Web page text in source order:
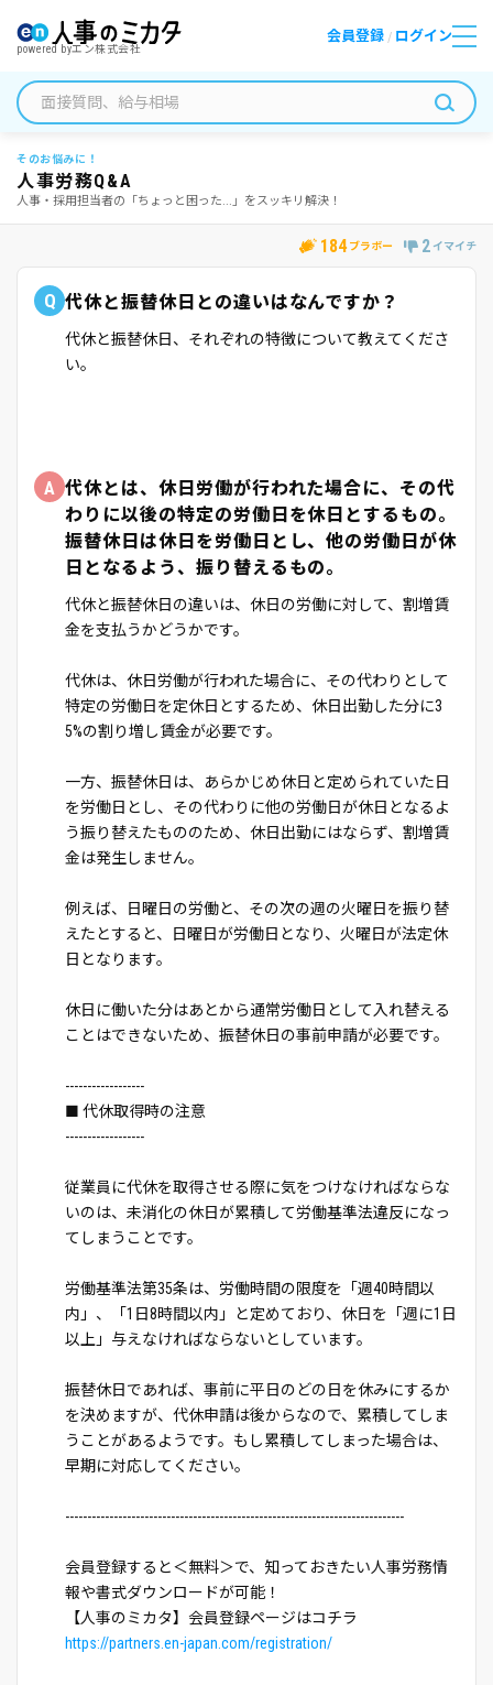
powered byエン株式会社
会員登録 / ログイン
そのお悩みに！
人事労務Q&A
人事・採用担当者の「ちょっと困った...」をスッキリ解決！
184 ブラボー 2 イマイチ
Q 代休と振替休日との違いはなんですか？
代休と振替休日、それぞれの特徴について教えてくださ
い。
A 代休とは、休日労働が行われた場合に、その代
わりに以後の特定の労働日を休日とするもの。
振替休日は休日を労働日とし、他の労働日が休
日となるよう、振り替えるもの。
代休と振替休日の違いは、休日の労働に対して、割増賃
金を支払うかどうかです。
代休は、休日労働が行われた場合に、その代わりとして
特定の労働日を定休日とするため、休日出勤した分に3
5%の割り増し賃金が必要です。
一方、振替休日は、あらかじめ休日と定められていた日
を労働日とし、その代わりに他の労働日が休日となるよ
う振り替えたもののため、休日出勤にはならず、割増賃
金は発生しません。
例えば、日曜日の労働と、その次の週の火曜日を振り替
えたとすると、日曜日が労働日となり、火曜日が法定休
日となります。
休日に働いた分はあとから通常労働日として入れ替える
ことはできないため、振替休日の事前申請が必要です。
------------------
■ 代休取得時の注意
------------------
従業員に代休を取得させる際に気をつけなければならな
いのは、未消化の休日が累積して労働基準法違反になっ
てしまうことです。
労働基準法第35条は、労働時間の限度を「週40時間以
内」、「1日8時間以内」と定めており、休日を「週に1日
以上」与えなければならないとしています。
振替休日であれば、事前に平日のどの日を休みにするか
を決めますが、代休申請は後からなので、累積してしま
うことがあるようです。もし累積してしまった場合は、
早期に対応してください。
-----------------------------------------------------------------------------
会員登録すると＜無料＞で、知っておきたい人事労務情
報や書式ダウンロードが可能！
【人事のミカタ】会員登録ページはコチラ
https://partners.en-japan.com/registration/